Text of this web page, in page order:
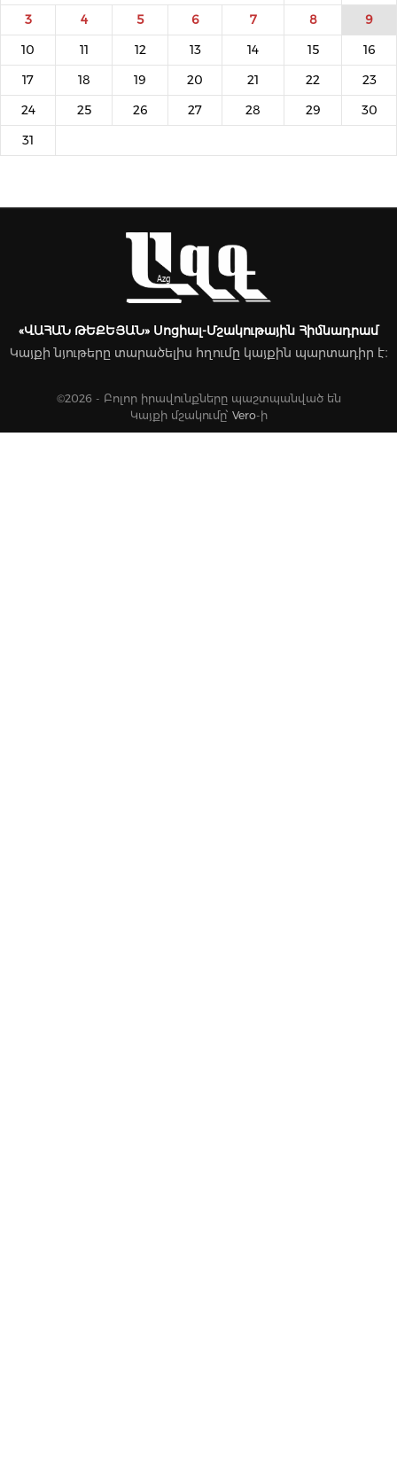
3 4 5 6 7 8 9
10 11 12 13 14 15 16
17 18 19 20 21 22 23
24 25 26 27 28 29 30
31
«ՎԱՀԱՆ ԹԵՔԵՅԱՆ» Սոցիալ-Մշակութային Հիմնադրամ
Կայքի նյութերը տարածելիս հղումը կայքին պարտադիր է։
©2026 - Բոլոր իրավունքները պաշտպանված են
Կայքի մշակումը՝ Vero-ի